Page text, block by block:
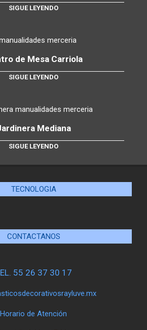
SIGUE LEYENDO
de Mesa Carriola
SIGUE LEYENDO
Mediana
SIGUE LEYENDO
TECNOLOGIA
CONTACTANOS
55 26 37 30 17
Horario de Atención